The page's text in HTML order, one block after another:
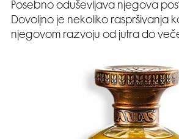
Posebno oduševljava njegova
Dovoljno je nekoliko raspršivanja
njegovom razvoju od jutra do